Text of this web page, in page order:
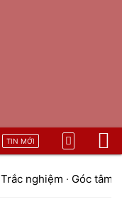
TIN MỚI
Trắc nghiệm · Góc tâm